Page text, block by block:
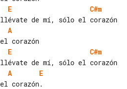
E
C#m
A
E
C#m
A
E
el corazón.